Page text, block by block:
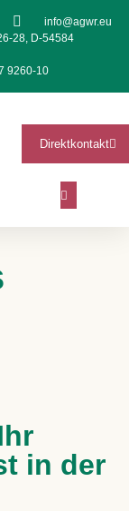
info@agwr.eu
28, D-54584
9260-10
Direktkontakt
in der